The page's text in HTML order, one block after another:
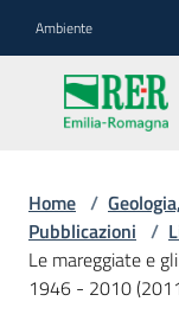
Ambiente
suoli e
Geologia
Home /
Pubblicazioni /
Le mareggiate e
1946 - 2010